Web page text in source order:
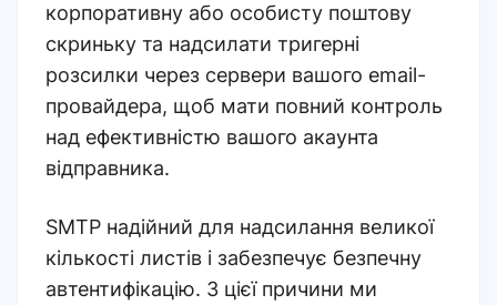
корпоративну або особисту поштову
скриньку та надсилати тригерні
розсилки через сервери вашого email-
провайдера, щоб мати повний контроль
над ефективністю вашого акаунта
відправника.
SMTP надійний для надсилання великої
кількості листів і забезпечує безпечну
автентифікацію. З цієї причини ми